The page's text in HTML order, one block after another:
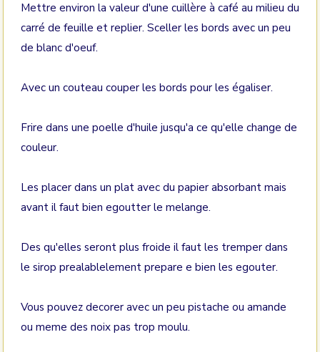
Mettre environ la valeur d'une cuillère à café au milieu du
carré de feuille et replier. Sceller les bords avec un peu
de blanc d'oeuf.
Avec un couteau couper les bords pour les égaliser.
Frire dans une poelle d'huile jusqu'a ce qu'elle change de
couleur.
Les placer dans un plat avec du papier absorbant mais
avant il faut bien egoutter le melange.
Des qu'elles seront plus froide il faut les tremper dans
le sirop prealablelement prepare e bien les egouter.
Vous pouvez decorer avec un peu pistache ou amande
ou meme des noix pas trop moulu.